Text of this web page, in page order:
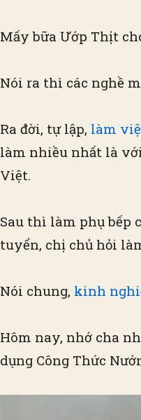
Mấy bữa Ướp Thịt
Nói ra thì các nghề
Ra đời, tự lập, làm
làm nhiều nhất là
Việt.
Sau thì làm phụ bếp
tuyển, chị chủ hỏi
Nói chung, kinh
Hôm nay, nhớ cha
dụng Công Thức